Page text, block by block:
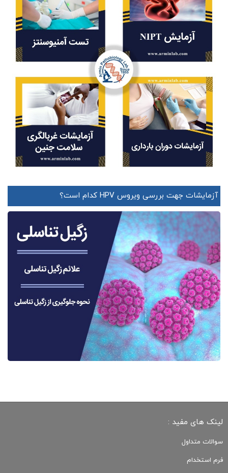
آزمایشات جهت بررسی ویروس HPV کدام است؟
لینک های مفید :
سوالات متداول
فرم استخدام